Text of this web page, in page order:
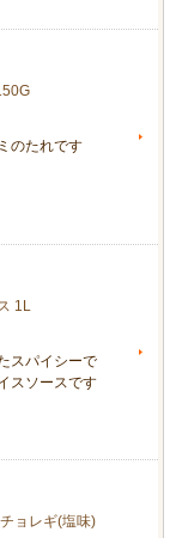
のたれです
1L
スパイシーで
スソースです
ョレギ(塩味)